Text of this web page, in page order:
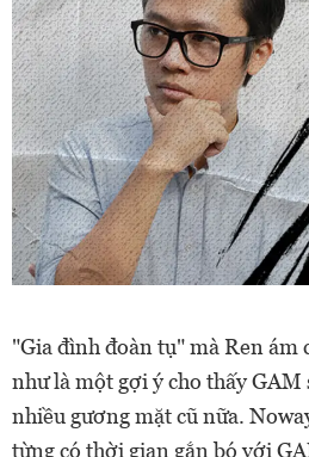
"Gia đình đoàn tụ" mà Ren ám
như là một gợi ý cho thấy
nhiều gương mặt cũ nữa.
từng có thời gian gắn bó với